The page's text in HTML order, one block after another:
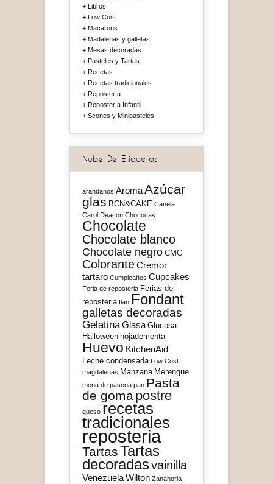
Libros
Low Cost
Macarons
Madalenas y galletas
Mesas decoradas
Pasteles y Tartas
Recetas
Recetas tradicionales
Repostería
Repostería Infantil
Scones y Minipasteles
Nube De Etiquetas
arandanos AromaAzúcar
glas BCN&CAKE Canela
Carol Deacon Chococas
Chocolate
Chocolate blanco
Chocolate negro CMC
ColoranteCremor
tartaro Cumpleaños Cupcakes
Feria de reposteria Ferias de
reposteria flan Fondant
galletas decoradas
GelatinaGlasa Glucosa
Halloween hojadementa
Huevo KitchenAid
Leche condensada
Low Cost
magdalenas Manzana Merengue
mona de pascua pan Pasta
de gomapostre
queso recetas
tradicionales
reposteria
TartasTartas
decoradasvainilla
VenezuelaWilton Zanahoria